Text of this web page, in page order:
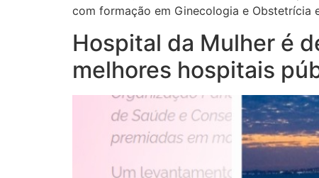
com formação em Ginecologia e Obstetrícia
Hospital da Mulher é
melhores hospitais